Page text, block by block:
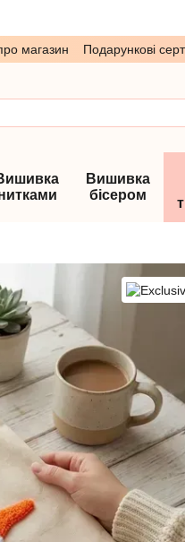
магазин
Подарункові
Вишивка
бісером